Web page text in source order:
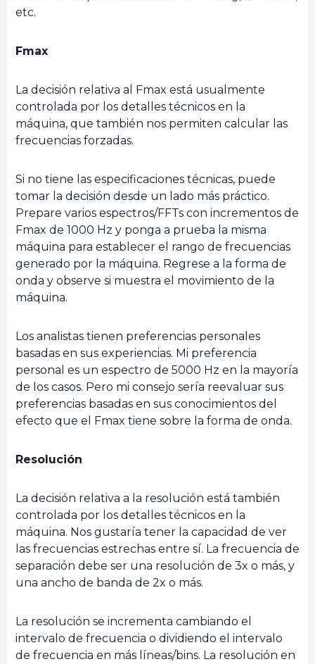
etc.
Fmax
La decisión relativa al Fmax está usualmente
controlada por los detalles técnicos en la
máquina, que también nos permiten calcular las
frecuencias forzadas.
Si no tiene las especificaciones técnicas, puede
tomar la decisión desde un lado más práctico.
Prepare varios espectros/FFTs con incrementos de
Fmax de 1000 Hz y ponga a prueba la misma
máquina para establecer el rango de frecuencias
generado por la máquina. Regrese a la forma de
onda y observe si muestra el movimiento de la
máquina.
Los analistas tienen preferencias personales
basadas en sus experiencias. Mi preferencia
personal es un espectro de 5000 Hz en la mayoría
de los casos. Pero mi consejo sería reevaluar sus
preferencias basadas en sus conocimientos del
efecto que el Fmax tiene sobre la forma de onda.
Resolución
La decisión relativa a la resolución está también
controlada por los detalles técnicos en la
máquina. Nos gustaría tener la capacidad de ver
las frecuencias estrechas entre sí. La frecuencia de
separación debe ser una resolución de 3x o más, y
una ancho de banda de 2x o más.
La resolución se incrementa cambiando el
intervalo de frecuencia o dividiendo el intervalo
de frecuencia en más líneas/bins. La resolución en